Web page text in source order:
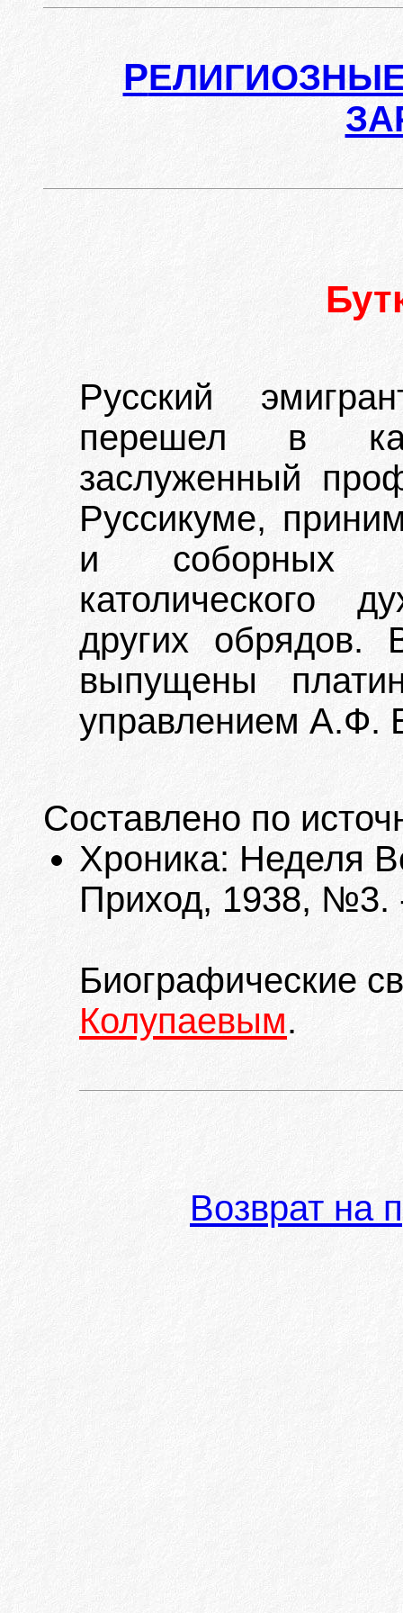
Р
Русский
перешел в
заслуженный
Руссикуме,
и соборных
католического
других
выпущены
управлением А.Ф.
Составлено по
Хроника: Неделя
Приход, 1938, №3.
Биографические
Колупаевым.
Возврат на